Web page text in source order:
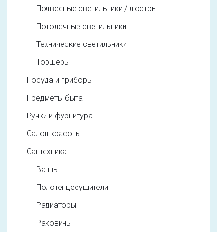
Подвесные светильники / люстры
Потолочные светильники
Технические светильники
Торшеры
Посуда и приборы
Предметы быта
Ручки и фурнитура
Салон красоты
Сантехника
Ванны
Полотенцесушители
Радиаторы
Раковины